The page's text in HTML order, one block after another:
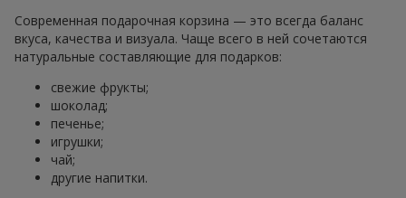
Современная подарочная корзина — это всегда баланс
вкуса, качества и визуала. Чаще всего в ней сочетаются
натуральные составляющие для подарков:
свежие фрукты;
шоколад;
печенье;
игрушки;
чай;
другие напитки.